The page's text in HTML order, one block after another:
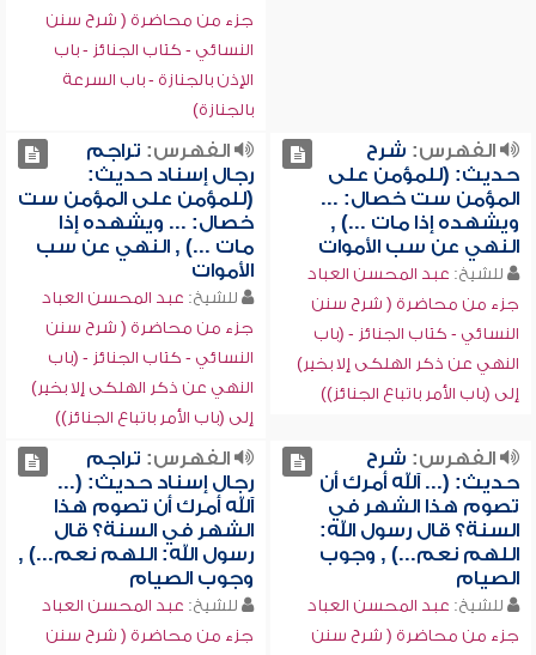
جزء من محاضرة ( شرح سنن
النسائي - كتاب الجنائز - باب
الإذن بالجنازة - باب السرعة
بالجنازة)
الفهرس: شرح
حديث: (للمؤمن على
المؤمن ست خصال: ...
ويشهده إذا مات ...) ,
النهي عن سب الأموات
للشيخ: عبد المحسن العباد
جزء من محاضرة ( شرح سنن
النسائي - كتاب الجنائز - (باب
النهي عن ذكر الهلكى إلا بخير)
إلى (باب الأمر باتباع الجنائز))
الفهرس: تراجم
رجال إسناد حديث:
(للمؤمن على المؤمن ست
خصال: ... ويشهده إذا
مات ...) , النهي عن سب
الأموات
للشيخ: عبد المحسن العباد
جزء من محاضرة ( شرح سنن
النسائي - كتاب الجنائز - (باب
النهي عن ذكر الهلكى إلا بخير)
إلى (باب الأمر باتباع الجنائز))
الفهرس: شرح
حديث: (... آلله أمرك أن
تصوم هذا الشهر في
السنة؟ قال رسول الله:
اللهم نعم...) , وجوب
الصيام
للشيخ: عبد المحسن العباد
جزء من محاضرة ( شرح سنن
الفهرس: تراجم
رجال إسناد حديث: (...
آلله أمرك أن تصوم هذا
الشهر في السنة؟ قال
رسول الله: اللهم نعم...) ,
وجوب الصيام
للشيخ: عبد المحسن العباد
جزء من محاضرة ( شرح سنن